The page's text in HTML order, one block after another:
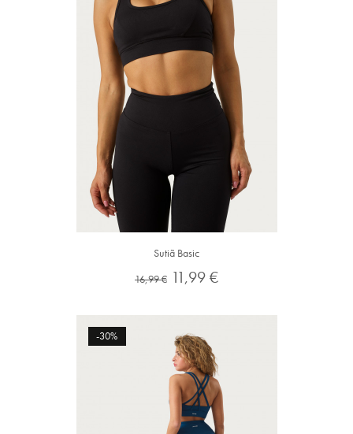
Sutiã Basic
Preço
16,99 € Preço
11,99 €
-30%